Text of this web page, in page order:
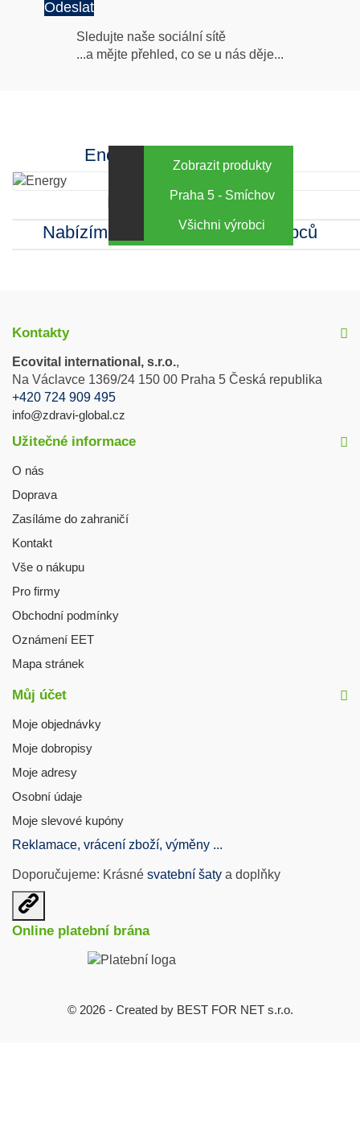
Odeslat
Následujte
Sledujte naše sociální sítě
...a mějte přehled, co se u nás děje...
Energy za výhodné ceny
Zobrazit produkty
Kamenná prodejna
Praha 5 - Smíchov
Nabízíme sortiment mnoha výrobců
Všichni výrobci
Kontakty
Ecovital international, s.r.o.,
Na Václavce 1369/24 150 00 Praha 5 Česká republika
+420 724 909 495
info@zdravi-global.cz
Užitečné informace
O nás
Doprava
Zasíláme do zahraničí
Kontakt
Vše o nákupu
Pro firmy
Obchodní podmínky
Oznámení EET
Mapa stránek
Můj účet
Moje objednávky
Moje dobropisy
Moje adresy
Osobní údaje
Moje slevové kupóny
Reklamace, vrácení zboží, výměny ...
Doporučujeme: Krásné svatební šaty a doplňky
Otevřit
užitečné
odkazy
Online platební brána
© 2026 - Created by BEST FOR NET s.r.o.